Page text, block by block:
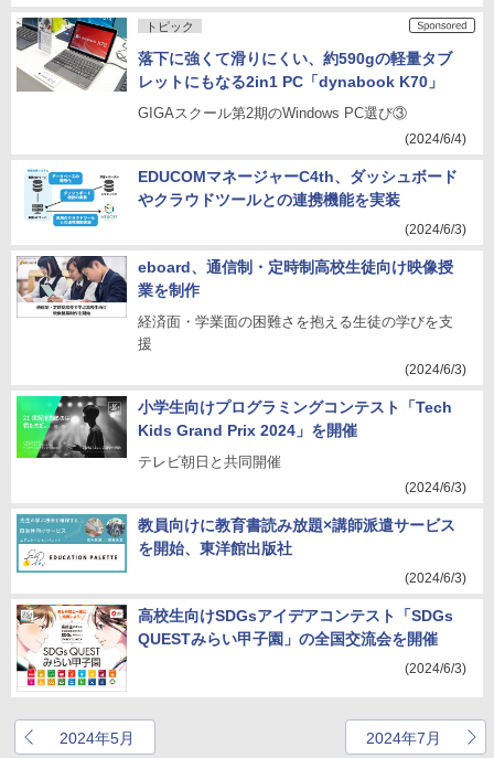
トピック
落下に強くて滑りにくい、約590gの軽量タブ
レットにもなる2in1 PC「dynabook K70」
GIGAスクール第2期のWindows PC選び③
(2024/6/4)
EDUCOMマネージャーC4th、ダッシュボード
やクラウドツールとの連携機能を実装
(2024/6/3)
eboard、通信制・定時制高校生徒向け映像授
業を制作
経済面・学業面の困難さを抱える生徒の学びを支
援
(2024/6/3)
小学生向けプログラミングコンテスト「Tech
Kids Grand Prix 2024」を開催
テレビ朝日と共同開催
(2024/6/3)
教員向けに教育書読み放題×講師派遣サービス
を開始、東洋館出版社
(2024/6/3)
高校生向けSDGsアイデアコンテスト「SDGs
QUESTみらい甲子園」の全国交流会を開催
(2024/6/3)
2024年5月 2024年7月